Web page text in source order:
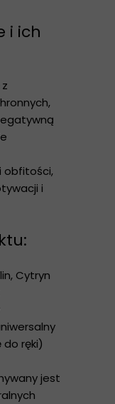
i ich
obfitości,
i
Cytryn
ręki)
jest